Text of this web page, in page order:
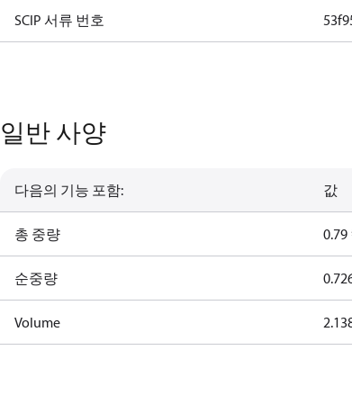
SCIP 서류 번호
일반 사양
다음의 기능 포함: 값
총 중량
순중량
Volume